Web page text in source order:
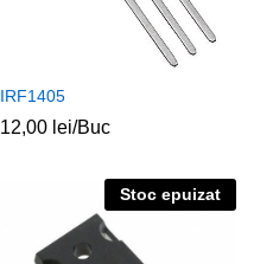
IRF1405
12,00 lei/Buc
Stoc epuizat